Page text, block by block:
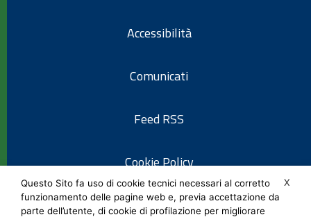
Accessibilità
Comunicati
Feed RSS
Cookie Policy
Informativa privacy
X
Questo Sito fa uso di cookie tecnici necessari al corretto
funzionamento delle pagine web e, previa accettazione da
parte dell’utente, di cookie di profilazione per migliorare